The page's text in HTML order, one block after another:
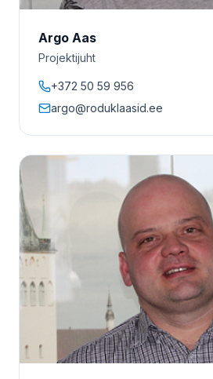
Argo Aas
Projektijuht
+372 50 59 956
argo@roduklaasid.ee